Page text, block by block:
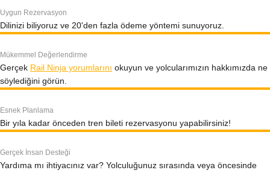
Uygun Rezervasyon
Dilinizi biliyoruz ve 20'den fazla ödeme yöntemi sunuyoruz.
Mükemmel Değerlendirme
Gerçek Rail Ninja yorumlarını okuyun ve yolcularımızın hakkımızda ne
söylediğini görün.
Esnek Planlama
Bir yıla kadar önceden tren bileti rezervasyonu yapabilirsiniz!
Gerçek İnsan Desteği
Yardıma mı ihtiyacınız var? Yolculuğunuz sırasında veya öncesinde